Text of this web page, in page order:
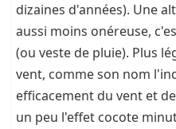
dizaines d'années). Une
aussi moins onéreuse,
(ou veste de pluie). Plus
vent, comme son nom
efficacement du vent et
un peu l'effet cocote